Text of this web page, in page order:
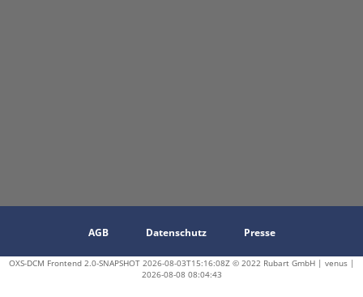
AGB Datenschutz Presse
OXS-DCM Frontend 2.0-SNAPSHOT 2026-08-03T15:16:08Z © 2022 Rubart GmbH | venus |
2026-08-08 08:04:43